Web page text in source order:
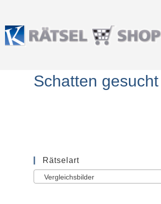
Schatten gesucht
Rätselart
Vergleichsbilder